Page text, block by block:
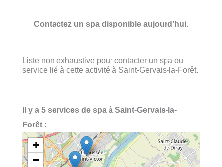
Contactez un spa disponible aujourd’hui.
Liste non exhaustive pour contacter un spa ou
service lié à cette activité à Saint-Gervais-la-Forêt.
Il y a 5 services de spa à Saint-Gervais-la-
Forêt :
+
−